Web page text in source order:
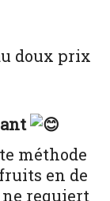
doux prix
méthode
en de
requiert